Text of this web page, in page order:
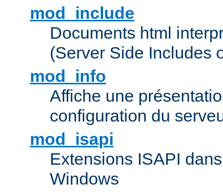
mod_include
Documents html
(Server Side Includes
mod_info
Affiche une
configuration du
mod_isapi
Extensions ISAPI
Windows